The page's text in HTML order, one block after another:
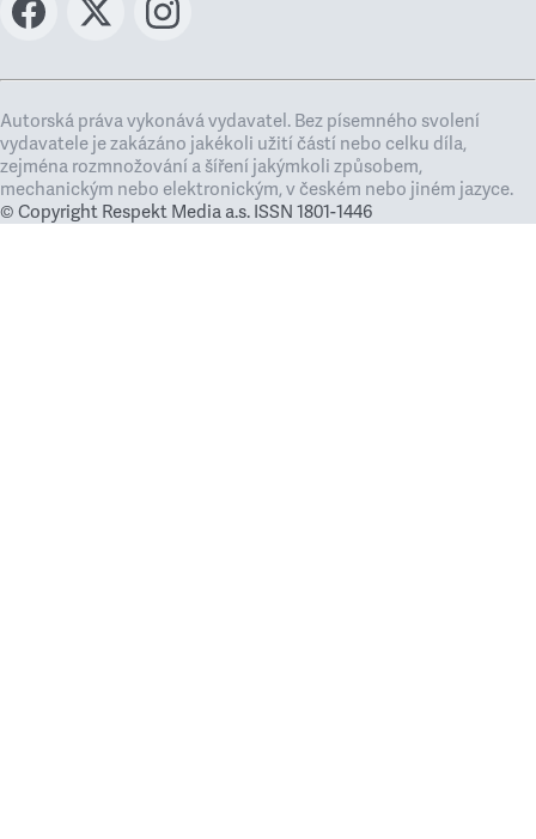
Autorská práva vykonává vydavatel. Bez písemného svolení
vydavatele je zakázáno jakékoli užití částí nebo celku díla,
zejména rozmnožování a šíření jakýmkoli způsobem,
mechanickým nebo elektronickým, v českém nebo jiném jazyce.
© Copyright Respekt Media a.s. ISSN 1801-1446